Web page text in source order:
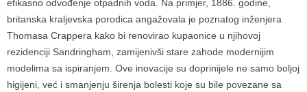
efikasno odvođenje otpadnih voda. Na primjer, 1886. godine,
britanska kraljevska porodica angažovala je poznatog inženjera
Thomasa Crappera kako bi renovirao kupaonice u njihovoj
rezidenciji Sandringham, zamijenivši stare zahode modernijim
modelima sa ispiranjem. Ove inovacije su doprinijele ne samo boljoj
higijeni, već i smanjenju širenja bolesti koje su bile povezane sa